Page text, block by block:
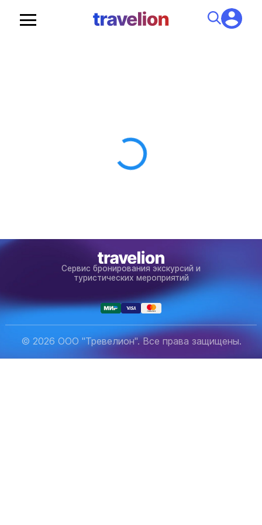
Сервис бронирования экскурсий и
туристических мероприятий
© 2026 ООО "Тревелион". Все права защищены.